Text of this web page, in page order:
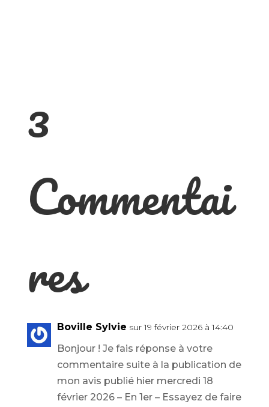
3
Commentai
res
Boville Sylvie sur 19 février 2026 à 14:40
Bonjour ! Je fais réponse à votre
commentaire suite à la publication de
mon avis publié hier mercredi 18
février 2026 – En 1er – Essayez de faire